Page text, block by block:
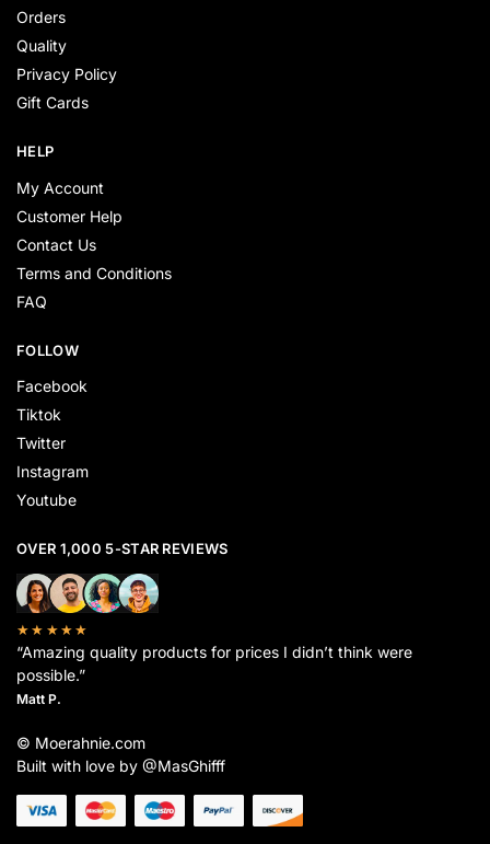
Orders
Quality
Privacy Policy
Gift Cards
HELP
My Account
Customer Help
Contact Us
Terms and Conditions
FAQ
FOLLOW
Facebook
Tiktok
Twitter
Instagram
Youtube
OVER 1,000 5-STAR REVIEWS
★★★★★
“Amazing quality products for prices I didn’t think were
possible.”
Matt P.
© Moerahnie.com
Built with love by @MasGhifff